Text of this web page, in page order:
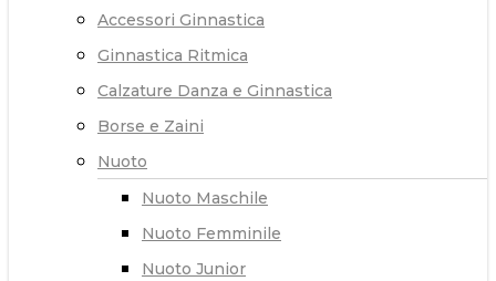
Accessori Ginnastica
Ginnastica Ritmica
Calzature Danza e Ginnastica
Borse e Zaini
Nuoto
Nuoto Maschile
Nuoto Femminile
Nuoto Junior